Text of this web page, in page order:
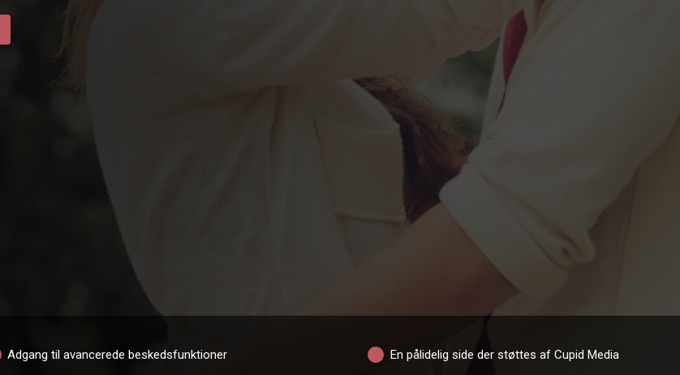
Adgang til avancerede beskedsfunktioner En pålidelig side der støttes af Cupid Media